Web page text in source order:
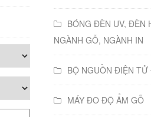
BÓNG ĐÈN UV, ĐÈN
NGÀNH GỖ, NGÀNH IN
BỘ NGUỒN ĐIỆN TỬ
MÁY ĐO ĐỘ ẨM GỖ